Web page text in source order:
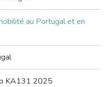
au Portugal et en
KA131 2025